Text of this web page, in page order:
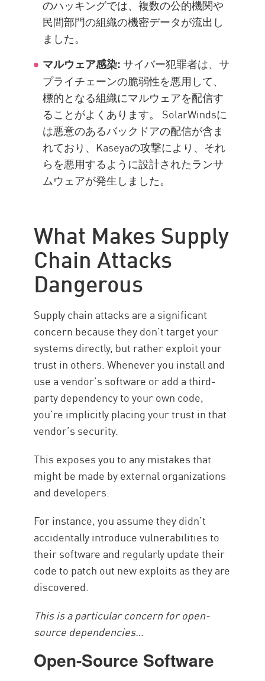
のハッキングでは、複数の公的機関や
民間部門の組織の機密データが流出し
ました。
マルウェア感染:サイバー犯罪者は、サ
プライチェーンの脆弱性を悪用して、
標的となる組織にマルウェアを配信す
ることがよくあります。 SolarWindsに
は悪意のあるバックドアの配信が含ま
れており、Kaseyaの攻撃により、それ
らを悪用するように設計されたランサ
ムウェアが発生しました。
What Makes Supply
Chain Attacks
Dangerous
Supply chain attacks are a significant
concern because they don’t target your
systems directly, but rather exploit your
trust in others. Whenever you install and
use a vendor’s software or add a third-
party dependency to your own code,
you’re implicitly placing your trust in that
vendor’s security.
This exposes you to any mistakes that
might be made by external organizations
and developers.
For instance, you assume they didn’t
accidentally introduce vulnerabilities to
their software and regularly update their
code to patch out new exploits as they are
discovered.
This is a particular concern for open-
source dependencies…
Open-Source Software